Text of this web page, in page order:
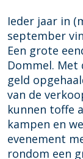
k
v
a
n
T
o
o
r
R
a
c
k
v
a
n
T
o
o
r
R
k
r
Ieder jaar in
september
Een grote
Dommel. Met
geld
van de
kunnen toffe
kampen en
evenement
rondom een